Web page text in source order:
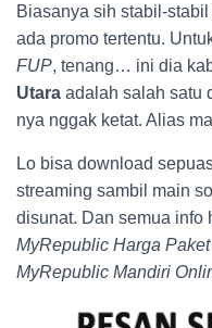
Biasanya sih stabil-
ada promo tertentu.
FUP, tenang… ini dia
Utara adalah salah satu
nya nggak ketat. Alias
Lo bisa download
streaming sambil main
disunat. Dan semua info
MyRepublic Harga Paket
MyRepublic Mandiri